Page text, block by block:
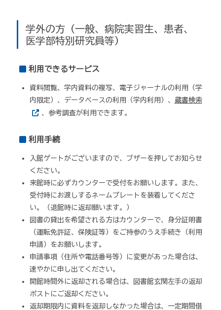
学外の方（一般、病院実習生、患者、
医学部特別研究員等）
利用できるサービス
資料閲覧、学内資料の複写、電子ジャーナルの利用（学
内限定）、データベースの利用（学内利用）、
蔵書検索
、参考調査が利用できます。
利用手続
入館ゲートがございますので、ブザーを押してお知らせ
ください。
来館時に必ずカウンターで受付をお願いします。また、
受付時にお渡しするネームプレートを装着してくださ
い。（退館時に返却願います。）
図書の貸出を希望される方はカウンターで、身分証明書
（運転免許証、保険証等）をご持参のうえ手続き（利用
申請）をお願いします。
申請事項（住所や電話番号等）に変更があった場合は、
速やかに申し出てください。
開館時間外に返却される場合は、図書館玄関左手の返却
ポストにご返却ください。
返却期限内に資料を返却しなかった場合は、一定期間借